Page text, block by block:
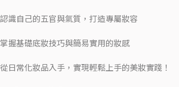
認識自己的五官與氣質，打造專屬妝容
掌握基礎底妝技巧與簡易實用的妝感
從日常化妝品入手，實現輕鬆上手的美妝實踐！